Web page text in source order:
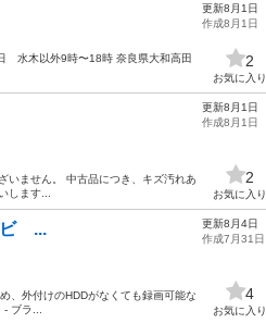
水木以外9時〜18時 奈良県大和高田
更新8月1日
作成8月1日
2
お気に入り
ません。 中古品につき、キズ汚れあ
します...
更新8月1日
作成8月1日
2
お気に入り
ビ ...
、外付けのHDDがなくても録画可能な
ブラ...
更新8月4日
作成7月31日
4
お気に入り